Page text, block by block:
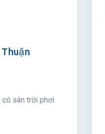
có sân trời phơi